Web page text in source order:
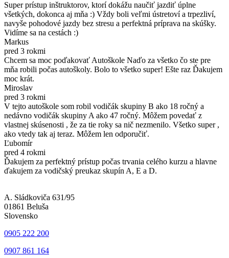
Super prístup inštruktorov, ktorí dokážu naučiť jazdiť úplne
všetkých, dokonca aj mňa :) Vždy boli veľmi ústretoví a trpezliví,
navyše pohodové jazdy bez stresu a perfektná príprava na skúšky.
Vidíme sa na cestách :)
Markus
pred 3 rokmi
Chcem sa moc poďakovať Autoškole Naďo za všetko čo ste pre
mňa robili počas autoškoly. Bolo to všetko super! Ešte raz Ďakujem
moc krát.
Miroslav
pred 3 rokmi
V tejto autoškole som robil vodičák skupiny B ako 18 ročný a
nedávno vodičák skupiny A ako 47 ročný. Môžem povedať z
vlastnej skúsenosti , že za tie roky sa nič nezmenilo. Všetko super ,
ako vtedy tak aj teraz. Môžem len odporučiť.
Ľubomír
pred 4 rokmi
Ďakujem za perfektný prístup počas trvania celého kurzu a hlavne
ďakujem za vodičský preukaz skupín A, E a D.
A. Sládkoviča 631/95
01861 Beluša
Slovensko
0905 222 200
0907 861 164